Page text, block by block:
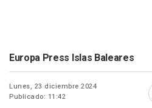
Europa Press Islas Baleares
Lunes, 23 diciembre 2024
Publicado: 11:42